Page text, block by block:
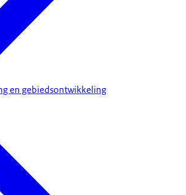
en gebiedsontwikkeling